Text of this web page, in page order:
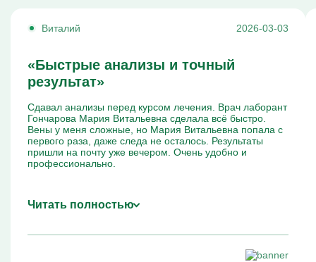
Виталий 2026-03-03
«Быстрые анализы и точный
результат»
Сдавал анализы перед курсом лечения. Врач лаборант
Гончарова Мария Витальевна сделала всё быстро.
Вены у меня сложные, но Мария Витальевна попала с
первого раза, даже следа не осталось. Результаты
пришли на почту уже вечером. Очень удобно и
профессионально.
Читать полностью